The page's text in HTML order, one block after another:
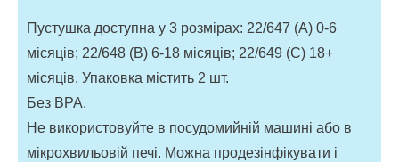
Пустушка доступна у 3 розмірах: 22/647 (A) 0-6
місяців; 22/648 (B) 6-18 місяців; 22/649 (C) 18+
місяців. Упаковка містить 2 шт.
Без BPA.
Не використовуйте в посудомийній машині або в
мікрохвильовій печі. Можна продезінфікувати і